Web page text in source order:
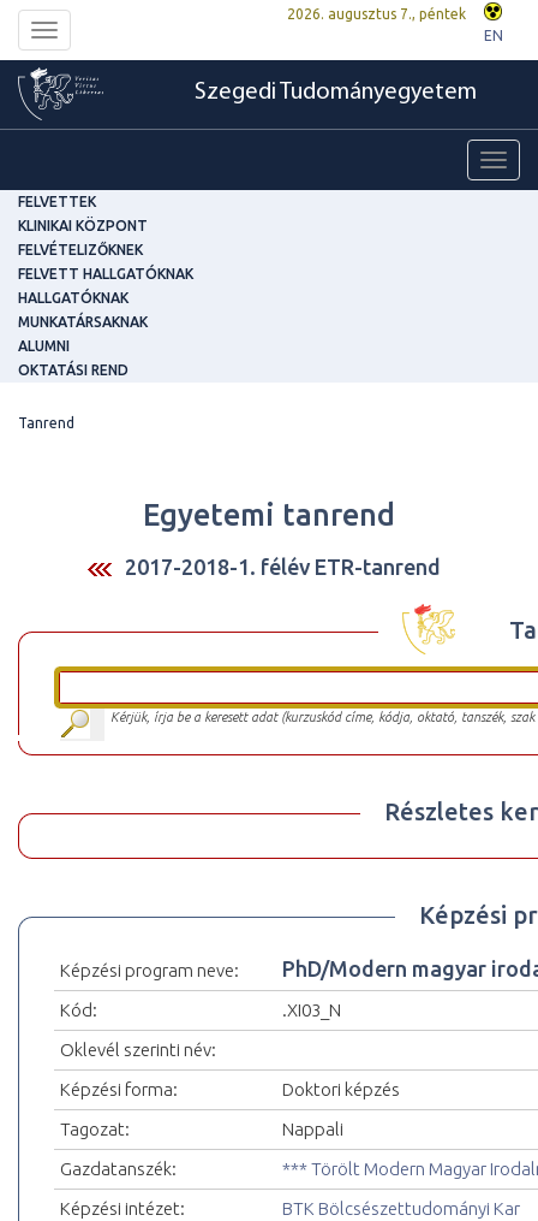
Toggle
navigation
2026. augusztus 7., péntek
EN
Szegedi Tudományegyetem
FELVETTEK
KLINIKAI KÖZPONT
FELVÉTELIZŐKNEK
FELVETT HALLGATÓKNAK
HALLGATÓKNAK
MUNKATÁRSAKNAK
ALUMNI
OKTATÁSI REND
Tanrend
Egyetemi tanrend
2017-2018-1. félév ETR-tanrend
Kérjük, írja be a keresett adat (kurzuskód címe, kódja, oktató, tanszék,
Részletes
Képzési
Képzési program neve: PhD/Modern magyar
Kód:
.XI03_N
Oklevél szerinti név:
Képzési forma:
Doktori képzés
Tagozat:
Nappali
Gazdatanszék:
*** Törölt Modern Magyar
Képzési intézet:
BTK Bölcsészettudományi Kar